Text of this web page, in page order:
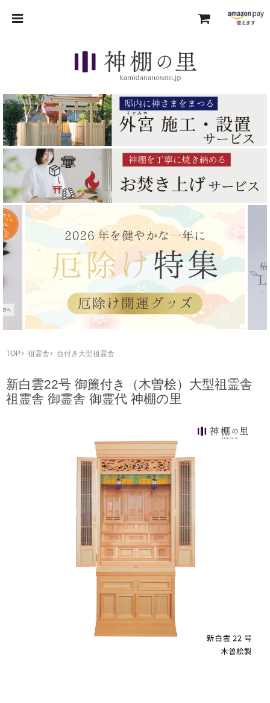
TOP 祖霊舎 台付き大型祖霊舎
新白雲22号 御簾付き（木曽桧）大型祖霊舎
祖霊舎 御霊舎 御霊代 神棚の里